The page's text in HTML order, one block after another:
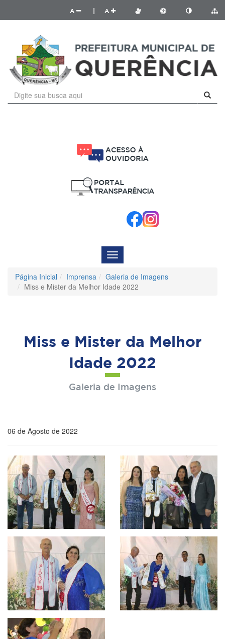
A A
Menu
de
Navegação
Página Inicial Imprensa
Galeria de Imagens
Miss e Mister da Melhor Idade 2022
Miss e Mister da Melhor
Idade 2022
Galeria de Imagens
06 de Agosto de 2022